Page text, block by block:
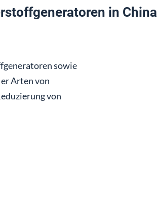
in China
sowie
Arten von
von